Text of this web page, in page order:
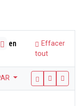
en
Effacer
tout